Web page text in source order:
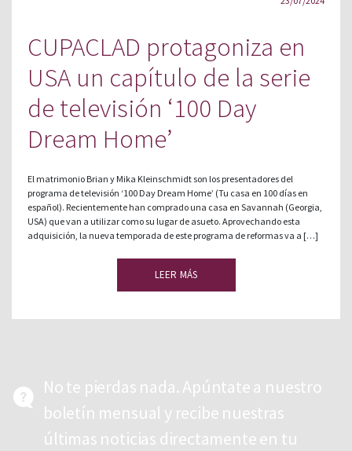
CUPACLAD protagoniza en
USA un capítulo de la serie
de televisión ‘100 Day
Dream Home’
El matrimonio Brian y Mika Kleinschmidt son los presentadores del
programa de televisión ‘100 Day Dream Home’ (Tu casa en 100 días en
español). Recientemente han comprado una casa en Savannah (Georgia,
USA) que van a utilizar como su lugar de asueto. Aprovechando esta
adquisición, la nueva temporada de este programa de reformas va a […]
LEER MÁS
No te pierdas nada. Apúntate a nuestro
boletín mensual y recibe nuestras
últimas noticias directamente en tu